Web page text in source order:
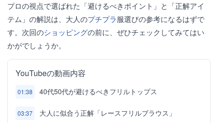
プロの視点で選ばれた「避けるべきポイント」と「正解アイ
テム」の解説は、大人のプチプラ服選びの参考になるはずで
す。次回のショッピングの前に、ぜひチェックしてみてはい
かがでしょうか。
YouTubeの動画内容
01:38 40代50代が避けるべきフリルトップス
03:37 大人に似合う正解「レースフリルブラウス」